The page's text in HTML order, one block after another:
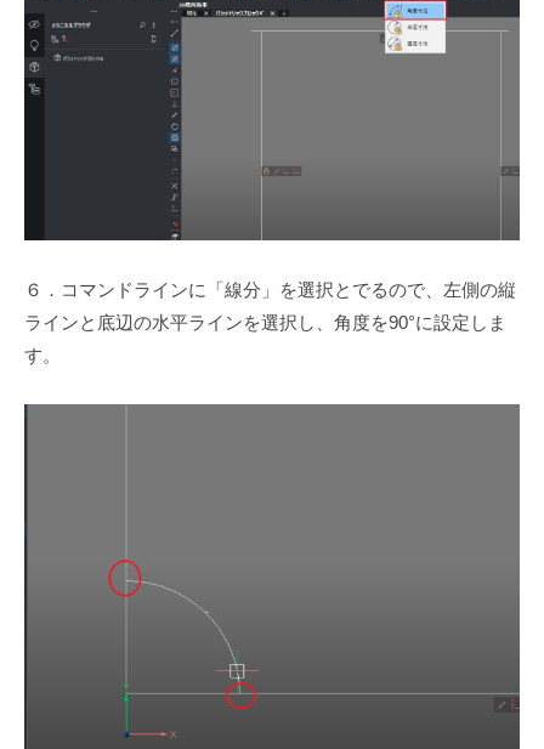
６．コマンドラインに「線分」を選択とでるので、左側の縦
ラインと底辺の水平ラインを選択し、角度を90°に設定しま
す。